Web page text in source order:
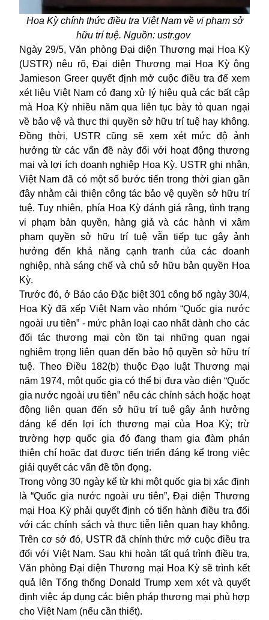
Hoa Kỳ chính thức điều tra Việt Nam về vi phạm sở
hữu trí tuệ. Nguồn: ustr.gov
Ngày 29/5, Văn phòng Đại diện Thương mại Hoa Kỳ
(USTR) nêu rõ, Đại diện Thương mại Hoa Kỳ ông
Jamieson Greer quyết định mở cuộc điều tra để xem
xét liệu Việt Nam có đang xử lý hiệu quả các bất cập
mà Hoa Kỳ nhiều năm qua liên tục bày tỏ quan ngại
về bảo vệ và thực thi quyền sở hữu trí tuệ hay không.
Đồng thời, USTR cũng sẽ xem xét mức độ ảnh
hưởng từ các vấn đề này đối với hoạt động thương
mại và lợi ích doanh nghiệp Hoa Kỳ. USTR ghi nhận,
Việt Nam đã có một số bước tiến trong thời gian gần
đây nhằm cải thiện công tác bảo vệ quyền sở hữu trí
tuệ. Tuy nhiên, phía Hoa Kỳ đánh giá rằng, tình trạng
vi phạm bản quyền, hàng giả và các hành vi xâm
phạm quyền sở hữu trí tuệ vẫn tiếp tục gây ảnh
hưởng đến khả năng cạnh tranh của các doanh
nghiệp, nhà sáng chế và chủ sở hữu bản quyền Hoa
Kỳ.
Trước đó, ở Báo cáo Đặc biệt 301 công bố ngày 30/4,
Hoa Kỳ đã xếp Việt Nam vào nhóm “Quốc gia nước
ngoài ưu tiên” - mức phân loại cao nhất dành cho các
đối tác thương mại còn tồn tại những quan ngại
nghiêm trọng liên quan đến bảo hộ quyền sở hữu trí
tuệ. Theo Điều 182(b) thuộc Đạo luật Thương mại
năm 1974, một quốc gia có thể bị đưa vào diện “Quốc
gia nước ngoài ưu tiên” nếu các chính sách hoặc hoạt
động liên quan đến sở hữu trí tuệ gây ảnh hưởng
đáng kể đến lợi ích thương mại của Hoa Kỳ; trừ
trường hợp quốc gia đó đang tham gia đàm phán
thiện chí hoặc đạt được tiến triển đáng kể trong việc
giải quyết các vấn đề tồn đọng.
Trong vòng 30 ngày kể từ khi một quốc gia bị xác định
là “Quốc gia nước ngoài ưu tiên”, Đại diện Thương
mại Hoa Kỳ phải quyết định có tiến hành điều tra đối
với các chính sách và thực tiễn liên quan hay không.
Trên cơ sở đó, USTR đã chính thức mở cuộcđiều tra
đối với Việt Nam. Sau khi hoàn tất quá trình điều tra,
Văn phòng Đại diện Thương mại Hoa Kỳ sẽ trình kết
quả lên Tổng thống Donald Trump xem xét và quyết
định việc áp dụng các biện pháp thương mại phù hợp
cho Việt Nam (nếu cần thiết).